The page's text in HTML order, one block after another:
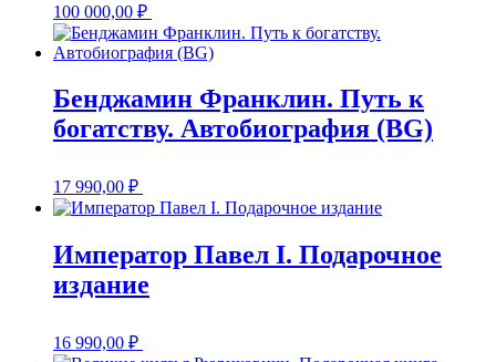
100 000,00 ₽
Бенджамин Франклин. Путь к
богатству. Автобиография (BG)
17 990,00 ₽
Император Павел I. Подарочное
издание
16 990,00 ₽